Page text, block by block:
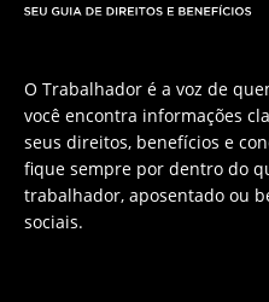
O Trabalhador é a voz de
você encontra informações
seus direitos, benefícios e
fique sempre por dentro do
trabalhador, aposentado ou
sociais.